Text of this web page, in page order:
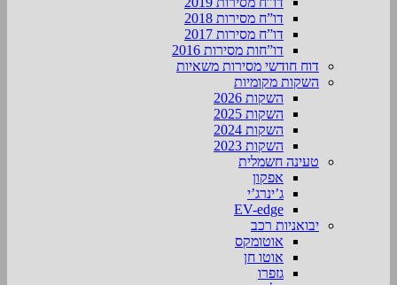
דו”ח מסירות 2018
דו”ח מסירות 2017
דו”חות מסירות 2016
דוח חודשי מסירות משאיות
השקות מקומיות
השקות 2026
השקות 2025
השקות 2024
השקות 2023
טעינה חשמלית
אפקון
ג’ינרג’י
EV-edge
יבואניות רכב
אוטומקס
אוטו חן
גזפרו